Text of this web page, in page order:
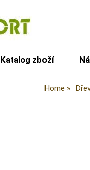
Katalog zboží
Home